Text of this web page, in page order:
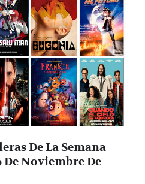
De La Semana
De Noviembre De